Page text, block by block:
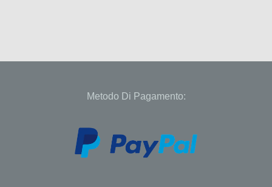
Metodo Di Pagamento: